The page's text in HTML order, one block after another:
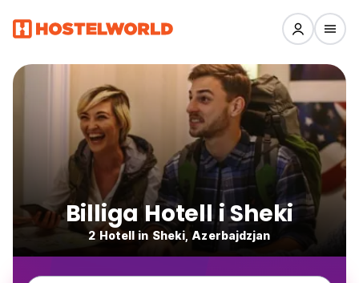
Billiga Hotell i Sheki
2 Hotell in Sheki, Azerbajdzjan